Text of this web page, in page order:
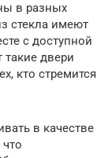
в разных
стекла имеют
с доступной
такие двери
кто стремится
в качестве